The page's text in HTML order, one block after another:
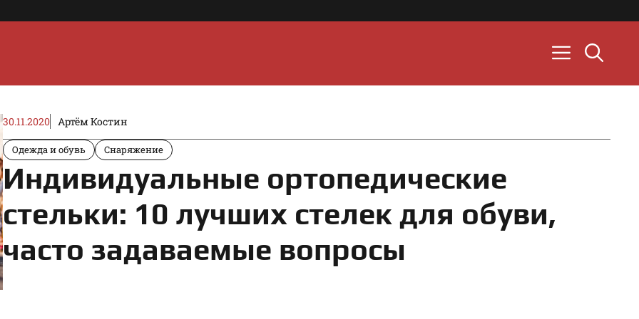
30.11.2020 Артём Костин
Одежда и обувь Снаряжение
Индивидуальные ортопедические
стельки: 10 лучших стелек для обуви,
часто задаваемые вопросы